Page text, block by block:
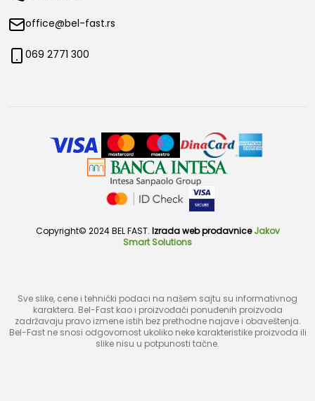
office@bel-fast.rs
069 2771 300
Copyright© 2024 BEL FAST. Izrada web prodavnice Jakov
Smart Solutions
Sve slike, cene i tehnički podaci na našem sajtu su informativnog
karaktera. Bel-Fast kao i proizvođači ponuđenih proizvoda
zadržavaju pravo izmene istih bez prethodne najave i obaveštenja.
Bel-Fast ne snosi odgovornost ukoliko neke karakteristike proizvoda ili
slike nisu u potpunosti tačne.